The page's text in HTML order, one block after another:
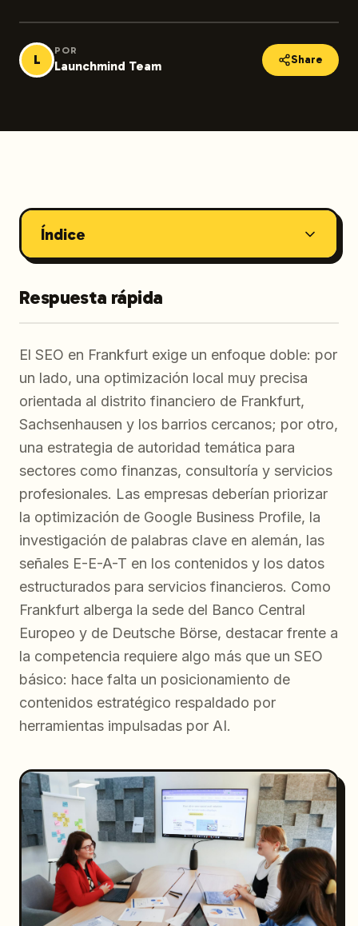
L
POR
Launchmind Team Share
Índice
Respuesta rápida
El SEO en Frankfurt exige un enfoque doble: por
un lado, una optimización local muy precisa
orientada al distrito financiero de Frankfurt,
Sachsenhausen y los barrios cercanos; por otro,
una estrategia de autoridad temática para
sectores como finanzas, consultoría y servicios
profesionales. Las empresas deberían priorizar
la optimización de Google Business Profile, la
investigación de palabras clave en alemán, las
señales E-E-A-T en los contenidos y los datos
estructurados para servicios financieros. Como
Frankfurt alberga la sede del Banco Central
Europeo y de Deutsche Börse, destacar frente a
la competencia requiere algo más que un SEO
básico: hace falta un posicionamiento de
contenidos estratégico respaldado por
herramientas impulsadas por AI.